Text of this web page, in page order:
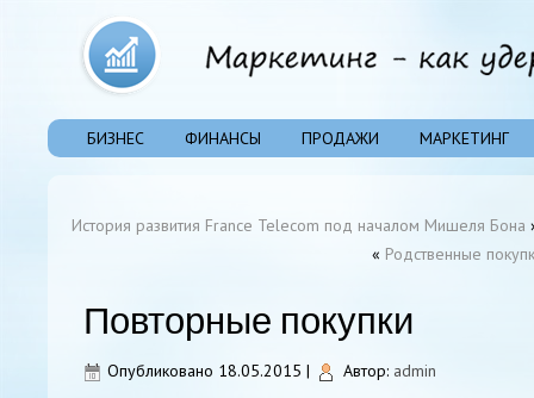
БИЗНЕС ФИНАНСЫ ПРОДАЖИ МАРКЕТИНГ
История развития France Telecom под началом Мишеля Бона
« Родственные
Повторные покупки
Опубликовано 18.05.2015 | Автор: admin